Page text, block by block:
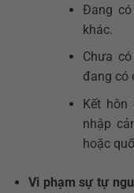
Đang
khác.
Chưa
đang có
Kết hôn
nhập
hoặc
Vi phạm sự tự